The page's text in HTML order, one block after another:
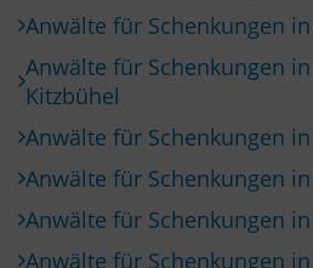
Anwälte für Schenkungen
Anwälte für Schenkungen
Kitzbühel
Anwälte für Schenkungen
Anwälte für Schenkungen
Anwälte für Schenkungen
Anwälte für Schenkungen